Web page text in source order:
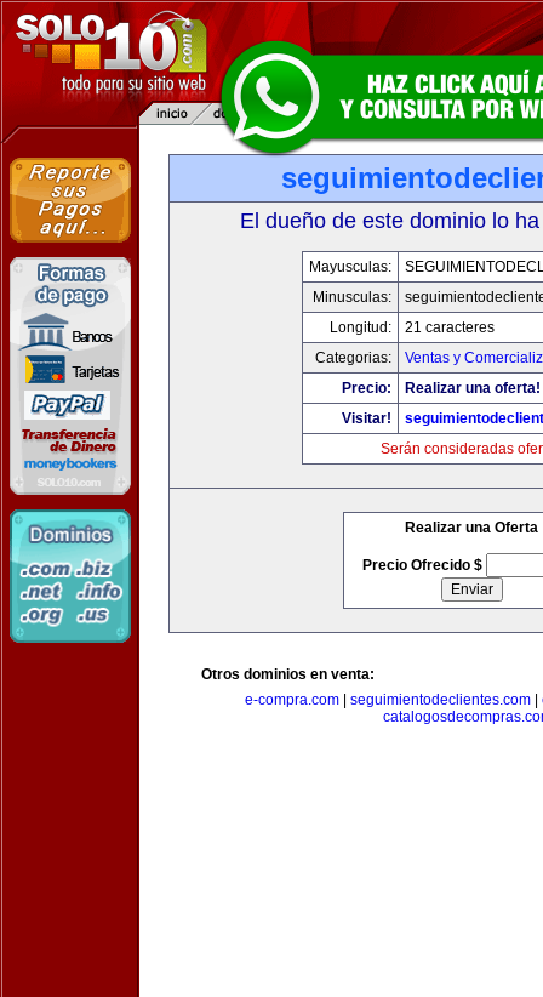
El dueño de este dominio lo
Mayusculas:
Minusculas:
Longitud:
21 caracteres
Categorias:
Ventas y
Precio:
Realizar una oferta!
Visitar!
Serán consideradas
Realizar una Oferta
Precio Ofrecido $
Otros dominios en venta:
e-compra.com
seguimientodeclientes.com